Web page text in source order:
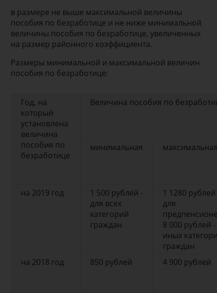
в размере не выше максимальной величины
пособия по безработице и не ниже минимальной
величины пособия по безработице, увеличенных
на размер районного коэффициента.
Размеры минимальной и максимальной величин
пособия по безработице:
Год, на
который
установлена
величина
пособия по
безработице
Величина пособия по
минимальная
на 2019 год
1 500 рублей -
для всех
категорий
граждан
1 1280
для
8 000 рублей
иных
граждан
на 2018 год
850 рублей 4 900 рублей